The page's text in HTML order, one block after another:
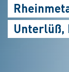
Unterlüß,